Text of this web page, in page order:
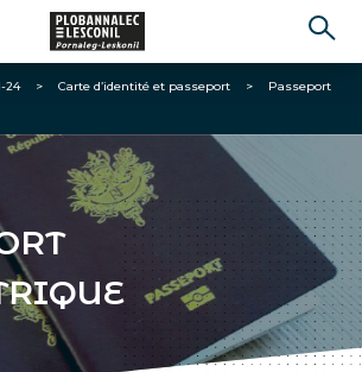
24 > Carte d’identité et passeport >
Passeport